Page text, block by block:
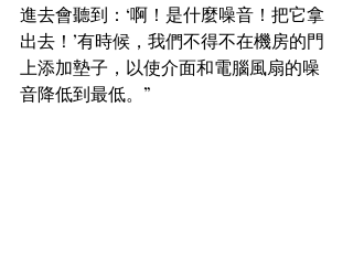
進去會聽到：‘啊！是什麼噪音！把它拿
出去！’有時候，我們不得不在機房的門
上添加墊子，以使介面和電腦風扇的噪
音降低到最低。”